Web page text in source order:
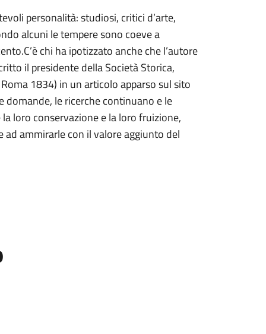
personalità: studiosi, critici d’arte,
alcuni le tempere sono coeve a
chi ha ipotizzato anche che l’autore
il presidente della Società Storica,
1834) in un articolo apparso sul sito
domande, le ricerche continuano e le
loro conservazione e la loro fruizione,
ammirarle con il valore aggiunto del